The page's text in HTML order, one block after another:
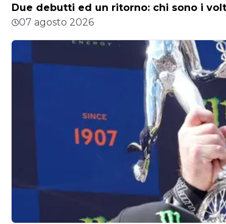
Due debutti ed un ritorno: chi sono i
07 agosto 2026